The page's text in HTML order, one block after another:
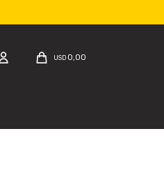
USD 0,00